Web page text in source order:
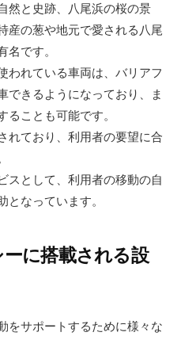
然と史跡、八尾浜の桜の景
産の葱や地元で愛される八尾
です。
われている車両は、バリアフ
できるようになっており、ま
ことも可能です。
れており、利用者の要望に合
スとして、利用者の移動の自
なっています。
に搭載される設
をサポートするために様々な